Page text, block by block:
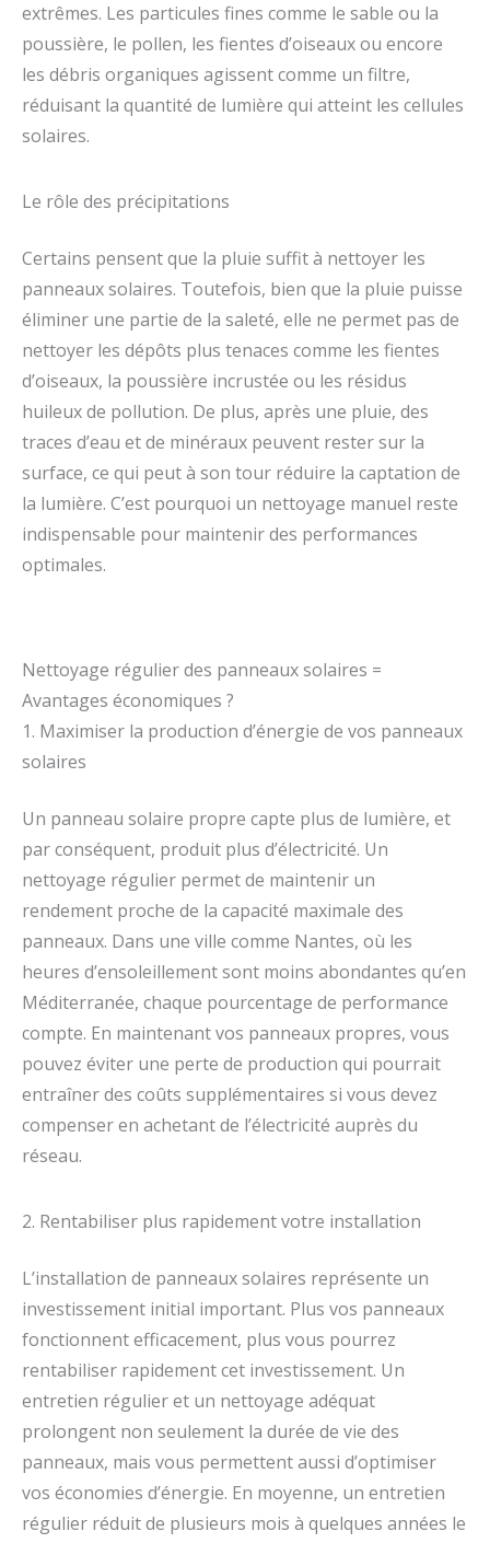
extrêmes. Les particules fines comme le sable ou la
poussière, le pollen, les fientes d’oiseaux ou encore
les débris organiques agissent comme un filtre,
réduisant la quantité de lumière qui atteint les cellules
solaires.
Le rôle des précipitations
Certains pensent que la pluie suffit à nettoyer les
panneaux solaires. Toutefois, bien que la pluie puisse
éliminer une partie de la saleté, elle ne permet pas de
nettoyer les dépôts plus tenaces comme les fientes
d’oiseaux, la poussière incrustée ou les résidus
huileux de pollution. De plus, après une pluie, des
traces d’eau et de minéraux peuvent rester sur la
surface, ce qui peut à son tour réduire la captation de
la lumière. C’est pourquoi un nettoyage manuel reste
indispensable pour maintenir des performances
optimales.
Nettoyage régulier des panneaux solaires =
Avantages économiques ?
1. Maximiser la production d’énergie de vos panneaux
solaires
Un panneau solaire propre capte plus de lumière, et
par conséquent, produit plus d’électricité. Un
nettoyage régulier permet de maintenir un
rendement proche de la capacité maximale des
panneaux. Dans une ville comme Nantes, où les
heures d’ensoleillement sont moins abondantes qu’en
Méditerranée, chaque pourcentage de performance
compte. En maintenant vos panneaux propres, vous
pouvez éviter une perte de production qui pourrait
entraîner des coûts supplémentaires si vous devez
compenser en achetant de l’électricité auprès du
réseau.
2. Rentabiliser plus rapidement votre installation
L’installation de panneaux solaires représente un
investissement initial important. Plus vos panneaux
fonctionnent efficacement, plus vous pourrez
rentabiliser rapidement cet investissement. Un
entretien régulier et un nettoyage adéquat
prolongent non seulement la durée de vie des
panneaux, mais vous permettent aussi d’optimiser
vos économies d’énergie. En moyenne, un entretien
régulier réduit de plusieurs mois à quelques années le